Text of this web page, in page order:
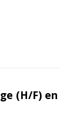
(H/F) en